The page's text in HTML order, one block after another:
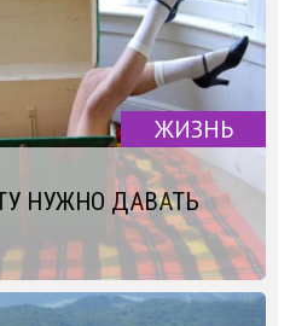
ЖИЗНЬ
НУЖНО ДАВАТЬ